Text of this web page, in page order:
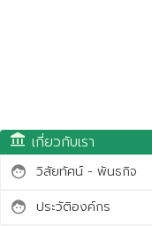
account_balance เกี่ยวกับเรา
face วิสัยทัศน์ - พันธกิจ
face ประวัติองค์กร